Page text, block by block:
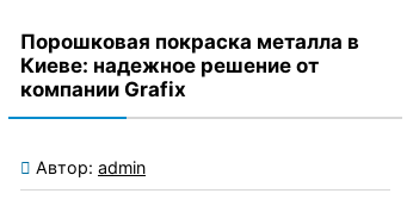
Порошковая покраска металла в
Киеве: надежное решение от
компании Grafix
Автор: admin